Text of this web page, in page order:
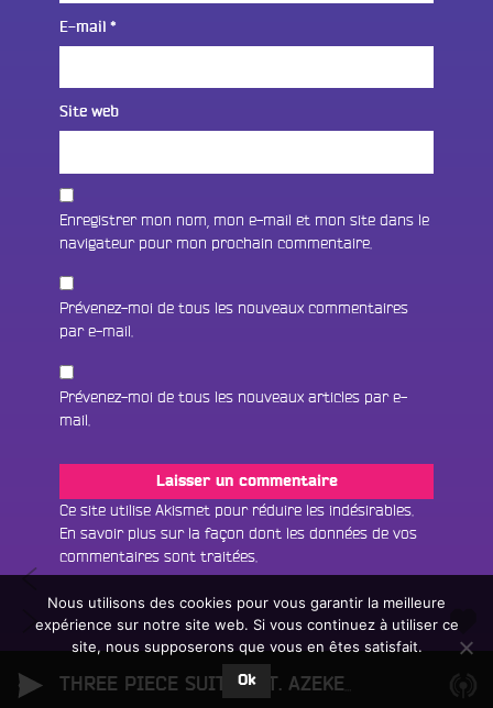
E-mail *
Site web
Enregistrer mon nom, mon e-mail et mon site dans le
navigateur pour mon prochain commentaire.
Prévenez-moi de tous les nouveaux commentaires
par e-mail.
Prévenez-moi de tous les nouveaux articles par e-
mail.
Ce site utilise Akismet pour réduire les indésirables.
En savoir plus sur la façon dont les données de vos
commentaires sont traitées
Navigation
l’article
#67
I’m
The
Man
#69
Boulogne
un
Écouter le direct
Tous les programmes
Nous utilisons des cookies pour vous garantir la meilleure
expérience sur notre site web. Si vous continuez à utiliser ce
site, nous supposerons que vous en êtes satisfait.
Ok